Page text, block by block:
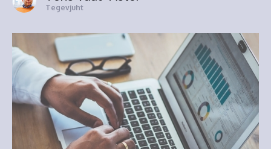
Tegevjuht